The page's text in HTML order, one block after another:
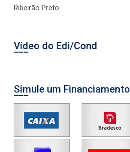
Ribeirão Preto.
Vídeo do Edi/Cond
Simule um Financiamento